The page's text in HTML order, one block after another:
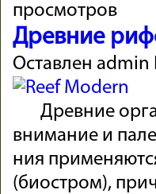
просмотров
Древние
Оставлен admin
Древ­ние
внима­ние и
ния
(био­стром),